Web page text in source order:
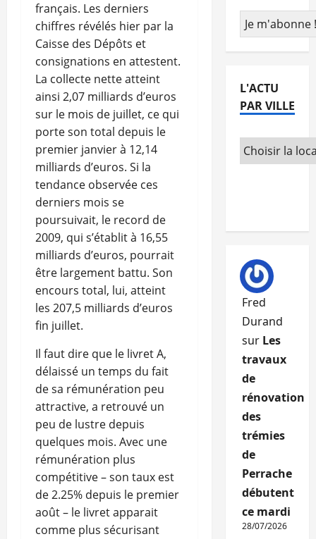
français. Les derniers
chiffres révélés hier par la
Caisse des Dépôts et
consignations en attestent.
La collecte nette atteint
ainsi 2,07 milliards d’euros
sur le mois de juillet, ce qui
porte son total depuis le
premier janvier à 12,14
milliards d’euros. Si la
tendance observée ces
derniers mois se
poursuivait, le record de
2009, qui s’établit à 16,55
milliards d’euros, pourrait
être largement battu. Son
encours total, lui, atteint
les 207,5 milliards d’euros
fin juillet.
Il faut dire que le livret A,
délaissé un temps du fait
de sa rémunération peu
attractive, a retrouvé un
peu de lustre depuis
quelques mois. Avec une
rémunération plus
compétitive – son taux est
de 2.25% depuis le premier
août – le livret apparait
comme plus sécurisant
L'ACTU
PAR VILLE
Fred
Durand
sur Les
travaux
de
rénovation
des
trémies
de
Perrache
débutent
ce mardi
28/07/2026